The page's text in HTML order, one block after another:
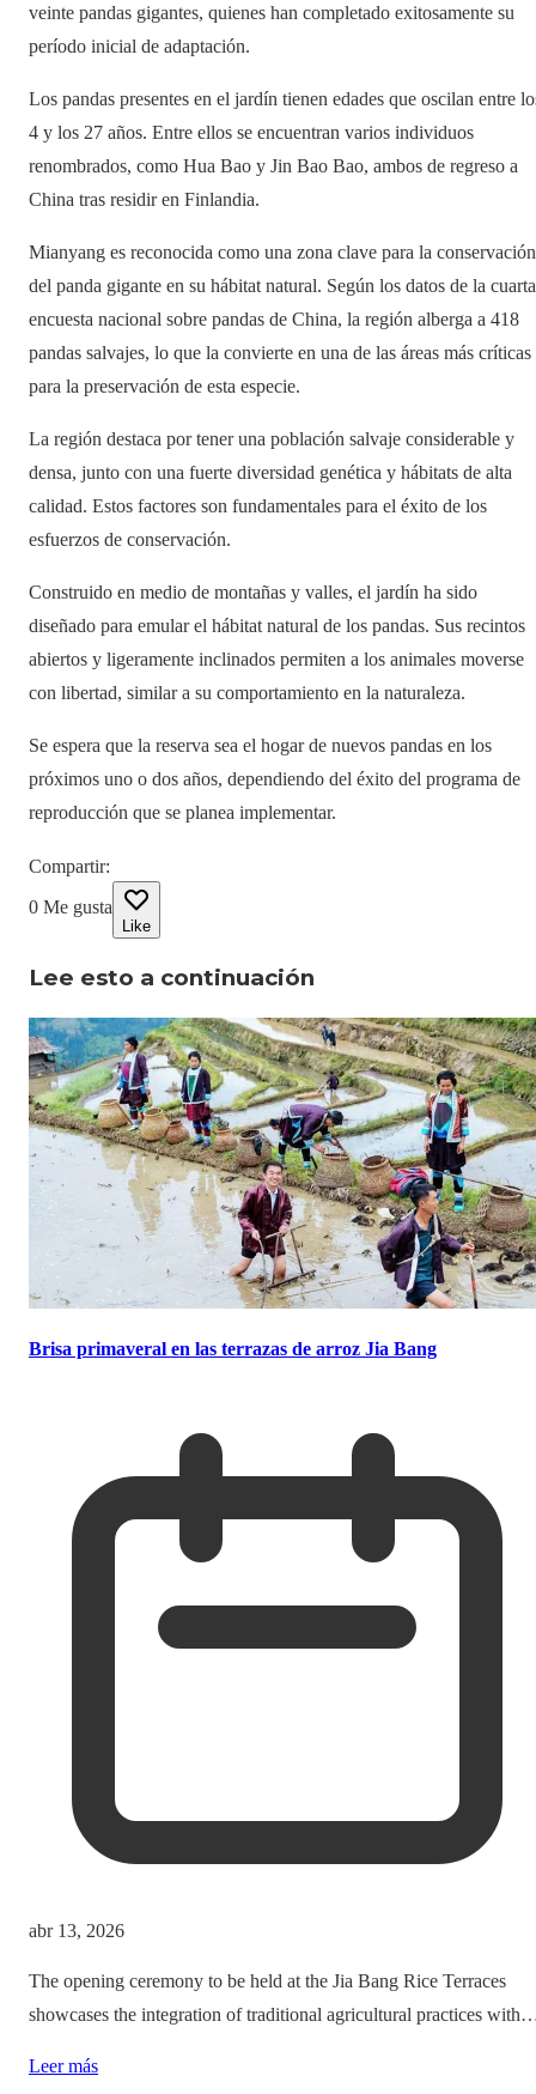
veinte pandas gigantes, quienes han completado exitosamente su
período inicial de adaptación.
Los pandas presentes en el jardín tienen edades que oscilan entre
4 y los 27 años. Entre ellos se encuentran varios individuos
renombrados, como Hua Bao y Jin Bao Bao, ambos de regreso a
China tras residir en Finlandia.
Mianyang es reconocida como una zona clave para la conservación
del panda gigante en su hábitat natural. Según los datos de la cuarta
encuesta nacional sobre pandas de China, la región alberga a 418
pandas salvajes, lo que la convierte en una de las áreas más críticas
para la preservación de esta especie.
La región destaca por tener una población salvaje considerable y
densa, junto con una fuerte diversidad genética y hábitats de alta
calidad. Estos factores son fundamentales para el éxito de los
esfuerzos de conservación.
Construido en medio de montañas y valles, el jardín ha sido
diseñado para emular el hábitat natural de los pandas. Sus recintos
abiertos y ligeramente inclinados permiten a los animales moverse
con libertad, similar a su comportamiento en la naturaleza.
Se espera que la reserva sea el hogar de nuevos pandas en los
próximos uno o dos años, dependiendo del éxito del programa de
reproducción que se planea implementar.
Compartir:
0 Me gusta
Like
Lee esto a continuación
Brisa primaveral en las terrazas de arroz Jia Bang
abr 13, 2026
The opening ceremony to be held at the Jia Bang Rice Terraces
showcases the integration of traditional agricultural practices with
authenticity and cultural preservation amidst commercialization.
Leer más